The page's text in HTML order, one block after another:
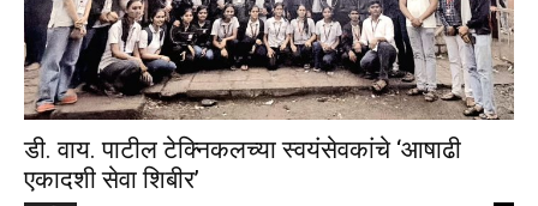
डी. वाय. पाटील टेक्निकलच्या स्वयंसेवकांचे ‘आषाढी
एकादशी सेवा शिबीर’